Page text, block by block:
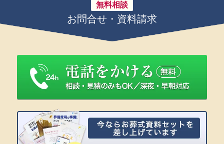
無料相談
お問合せ・資料請求